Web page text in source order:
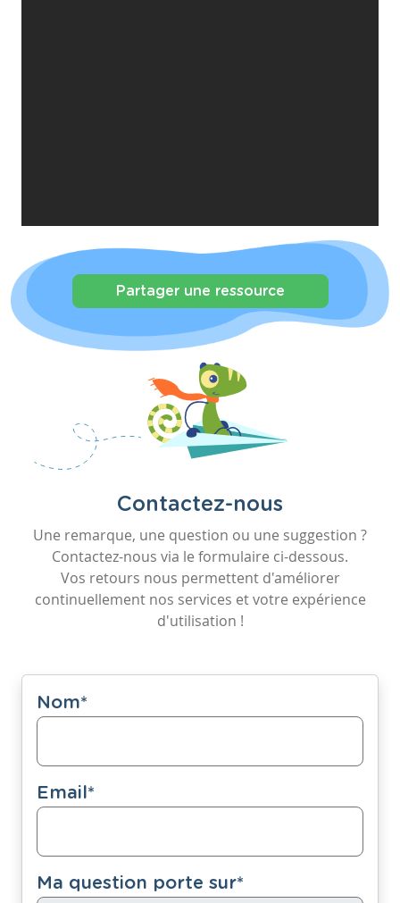
Partager une ressource
Contactez-nous
Une remarque, une question ou une suggestion ?
Contactez-nous via le formulaire ci-dessous.
Vos retours nous permettent d'améliorer
continuellement nos services et votre expérience
d'utilisation !
Nom*
Email*
Ma question porte sur*